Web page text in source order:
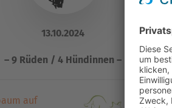
13.10.2024
– 9 Rüden / 4 Hündinnen –
auf